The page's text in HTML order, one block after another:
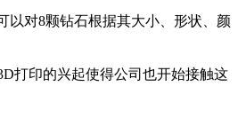
以对8颗钻石根据其大小、形状、颜
打印的兴起使得公司也开始接触这